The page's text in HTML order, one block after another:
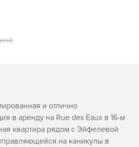
и отлично
в аренду на Rue des Eaux в 16-м
квартира рядом с Эйфелевой
на каникулы в